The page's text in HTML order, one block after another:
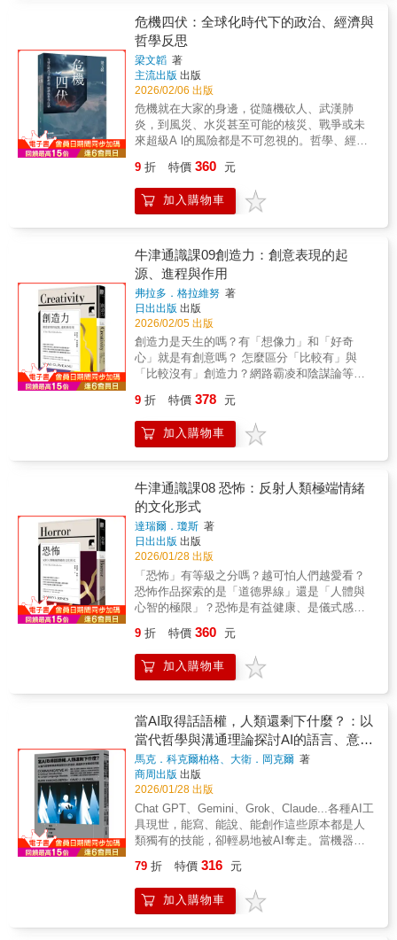
通就能成立。 特別對談「貓咪教會我的，『只
是，存在著』的價值」，則是邀請長期關注繭
居族的精神科醫師&mdash;&mdash;齋藤環進
行對談。齋藤醫師在送別愛貓Changi後，現在
與兩隻貓一同生活。這是場熱烈的對談，我也
深深地認同「只是存在著」就有價值的貓，或
許能成為社會的一股重要力量。 如果這本堪稱
是貓社會學第一步的書，能對那些給予我們人
色與利害關係束縛&mdash;&mdash;的貓咪，
尼采、卡繆、佛洛姆與漢娜．鄂蘭等思想家對
存在的洞見，探究盼望的本質，闡述盼望的精
神如何對抗眼下多重危機的恐懼，開闢出嶄新
道路，賦予我們生命行動力、洞察力，擁有保
持開放且有無限可能的未來。▍ 媒體專家好評
他的著作融合東西方哲學的傳統，以簡潔、直
接的方式傳遞嶄新觀點。──阿斯圖里亞斯王妃
獎評審團在艱困時刻仍堅持希望的熱切論證，
本書必定能鼓舞讀者心靈。──《出版人週刊》
在這個絕望的時代，這是一篇美麗而振奮人心
念。──威廉．戴維斯，倫敦大學金匠學院政治
經濟學教授這部激動人心的著作將引起眾多讀
者的共鳴。──《前廊共和國》韓炳哲在本書中
作品的多項哲學與政治疑問……《希望與絕
望》透過釐清其思想的政治維度，必能滿足長
期讀者。──羅伯特．威利，愛許蘭大學政治學
副教授當代最受歡迎的哲學家之一。──《藝術
觀察》一本描寫希望本質的絕美著作。──尼
克・凱夫，歌手▍ 書系簡介 ithink, I think思想
決定行動，行動是對生命本身的肯定，如同沙
特說：「在行動中存在著希望。」◆不馴的異
裡的哲學課 喬尼‧湯姆森──著 吳煒聲──譯
畫 孫有蓉──主筆 邱獻儀──文字協力◆給焦
慮世代的哲學處方 沃德‧法恩斯沃斯──著 李
斯毅──譯◆跟蘇格拉底學思辨 沃德‧法恩斯沃
斯──著 陳信宏──譯◆給所有人的世界哲學
史 羅伯特．索羅門、凱瑟琳．希金斯──著
黃煜文──譯◆衣裳哲學 湯瑪斯‧卡萊爾──
著 賴盈滿──譯◆成為大人的第一堂哲學課
小川仁志──著 談智涵──譯◆為什麼我們需要
政治哲學？ 查爾斯‧拉莫爾──著 陳禹仲──
譯◆超越國界的公民思辨 克瓦米．安東尼．
阿皮亞──著 盧靜──譯◆深夜裡的哲學家 史
蒂芬．羅──著 李斯毅──譯◆在工作裡，我們
──著 李伊婷──譯◆焦慮的意義 薩米爾．喬
普拉──著 張馨方──譯 呂健吉──專業審訂
◆世界還能變好嗎？ 大衛．朗西曼──著 陳
人運送至此，再用毒氣大量滅絕。在滅絕營
中，囚犯只剩下勞動、篩選與死亡，生存成為
了漫長的折磨。活著的人為了下一餐、為了避
免被選入毒氣室，只能學會冷漠。在這裡，人
們在龐大灰色地帶之間游移，人性早已扭曲：
一個人可以既是受害者，也是劊子手。然而，
在最殘忍的時刻，希望與良善依然冒出了枝
枒。李維見證了冒死反抗的英雄、冒著入獄風
險而提供照顧的石匠，以及困在集中營卻伸出
援手的摯友。即便身旁的人一一死去，李維依
後，當世界快速復原、正常生活再次運轉，李
維卻依然被記憶困住。在他心中，戰爭並沒有
結束，只是沉入日常。比暴力更可怕的，是人
來，卻永遠無法再成為原來的自己。本書不僅
描述罪惡，更攸關一個人在破碎之後如何繼續
相信人性。李維帶著沉重的故事走入校園，只
為了提醒從未見證過戰爭的世代，黑暗隨時都
會襲來，而記憶是抵抗的唯一方式。各界推薦
動人推薦房慧真 作家翁稷安 國立暨南國際
大學歷史學系副教授黃哲翰 中研院歐美所博
士後研究學者葉浩 國立政治大學政治學系教
編：普利摩‧李維以《如果這是一個人》震撼全
世界，他的證詞是理解猶太大屠殺最核心、最
不可迴避的經典文本。然而原著的語氣冷峻、
沉重、近乎殘酷，對許多讀者而言並不容易承
受。圖像小說改編版的呈現更加親民，也更具
感受性，讓讀者能以「跟著作者走一段」的形
式，理解倖存者所背負的傷痛與責任。改編並
非簡化傳主，而是開啟一扇入口，使更多人得
以靠近、理解及銘記普利摩‧李維。以教室為舞
臺的敘述：改編本以教室為舞臺，讓經歷過人
性地獄的老人，站在一群仍然天真、仍然相信
世間的孩子面前，揭露權力、集體與道德的殘
酷真相。孩子提問的天真、師長的遲疑，以及
李維不得不重新打開傷口的瞬間，都有助於讀
者理解：歷史書中看似遙遠的暴行，其實真實
得會刺痛每一個人。
危機四伏：全球化時代下的政治、經濟與
哲學反思
梁文韜 著
主流出版 出版
2026/02/06 出版
危機就在大家的身邊，從隨機砍人、武漢肺
炎，到風災、水災甚至可能的核災、戰爭或未
來超級A l的風險都是不可忽視的。哲學、經濟
問本身都會陷入危機。本書從人的處境視角出
發看待全球化下的危機，思考人們該如何共同
面對存在危機、經濟危機及政治危機，與此同
時代中跟大學機構一同沒落。
9 折 特價 360 元
加入購物車
牛津通識課09創造力：創意表現的起
源、進程與作用
弗拉多．格拉維努 著
日出出版 出版
2026/02/05 出版
創造力是天生的嗎？有「想像力」和「好奇
心」就是有創意嗎？ 怎麼區分「比較有」與
「比較沒有」創造力？網路霸凌和陰謀論等惡
最受歡迎通識讀本，用最簡明的方式了解創造
力賦予世界的無限可能。從史前時代的用火、
中世紀的雄偉教堂、文藝復興時期的畫作與科
我們與他人產生連結，由此建構出自我認同，
進而賦予生命更多意義。創造力大多時候被認
為是有價值的，因為它直接或間接地帶來了經
濟與文化上的貢獻，所以人們積極培養有創造
力的人才——企業不斷追求創新，就連政治人
物也在政策上謀求創造性。創造力是由不同的
文化與歷史脈絡交織出的複雜現象，本書跨越
學科界線，從心理學、哲學、社會學等不同視
角，探索創造力的歷史、理論與實踐，有助我
們理解深刻且值得玩味的問題：★一個人或一
令人信服的創造力評估方式？★世人對〈蒙娜
麗莎〉的高度評價為何能亙古不變？上個世紀
有創意的東西，在未來仍被青睞的可能性是能
質？智商愈高愈有創造力？ ★藝術、科學、政
治等不同領域的創意表現有相似處嗎？ ★創造
力有大小之分、有善惡之別？ 創造力的運作和
內在價值隨著社會變遷而演進，作者分析創造
力包含的三大要素：創造者、創造物、創造歷
程。本書循序漸進說明創造力的源起與進展
——創造者的心理特徵、推動者、創造物的生
成，以及它與特定文化的相關性，讓我們理解
識。【你是知識控嗎？關於牛津通識課】用最
問題。牛津通識課（Very Short Introductions，
簡稱VSI）是英國牛津大學出版社（Oxford
University Press）的系列叢書，秉持「為所有
9 折 特價 378 元
加入購物車
牛津通識課08 恐怖：反射人類極端情緒
的文化形式
達瑞爾．瓊斯 著
日出出版 出版
2026/01/28 出版
「恐怖」有等級之分嗎？越可怕人們越愛看？
恐怖作品探索的是「道德界線」還是「人體與
心智的極限」？恐怖是有益健康、是儀式感的
確定且未知的情緒制約了人類的思緒，迫使我
們在面對自己可容忍的極限時，思考真實的本
質是什麼：房子裡真的只有我一個人嗎？那是
哪裡？打開牛津大學出版社最受歡迎通識讀
本，用最簡明的方式一探恐怖的演變。恐怖的
類型龐大且多元，從吸血鬼、鬼魂、狼人、瘋
狂科學家、撒旦、怪物、超自然到連續殺人
犯，呈現出各式各樣的人格特質與用途，暗示
或闡明人類迥異的立場、意識形態、論證與世
界觀。世界上有成千上萬與恐怖有關的書籍、
電影、遊戲或其他表現方式，這些驚悚創作，
從莎士比亞悲劇開始到如今的網路迷因處處可
見。恐怖不僅是具象化的藝術形式，也是一種
或越界，恐怖情緒便油然而生，並逐步蔓延：
為什麼恐怖故事讓我們心神不寧卻又很享受？
開膛手傑克的魅力何以歷久不衰？ 恐怖為何
9 折 特價 360 元
加入購物車
當AI取得話語權，人類還剩下什麼？：以
當代哲學與溝通理論探討AI的語言、意識
與作者權威性問題
馬克．科克爾柏格、大衛．岡克爾 著
商周出版 出版
2026/01/28 出版
Chat GPT、Gemini、Grok、Claude...各種AI工
具現世，能寫、能說、能創作這些原本都是人
類獨有的技能，卻輕易地被AI奪走。當機器開
束？在AI浪潮之中，重新探尋人類與科技的關
係!本書特色☛作者科克爾柏格與岡克爾專攻技
術哲學與倫理，為你帶來「AI有自我意識
79 折 特價 316 元
加入購物車